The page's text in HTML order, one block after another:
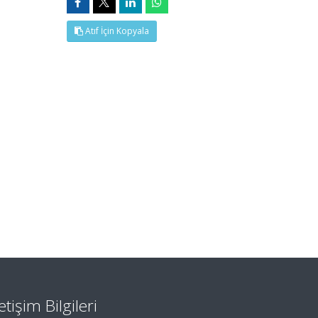
Atıf İçin Kopyala
Bilgileri